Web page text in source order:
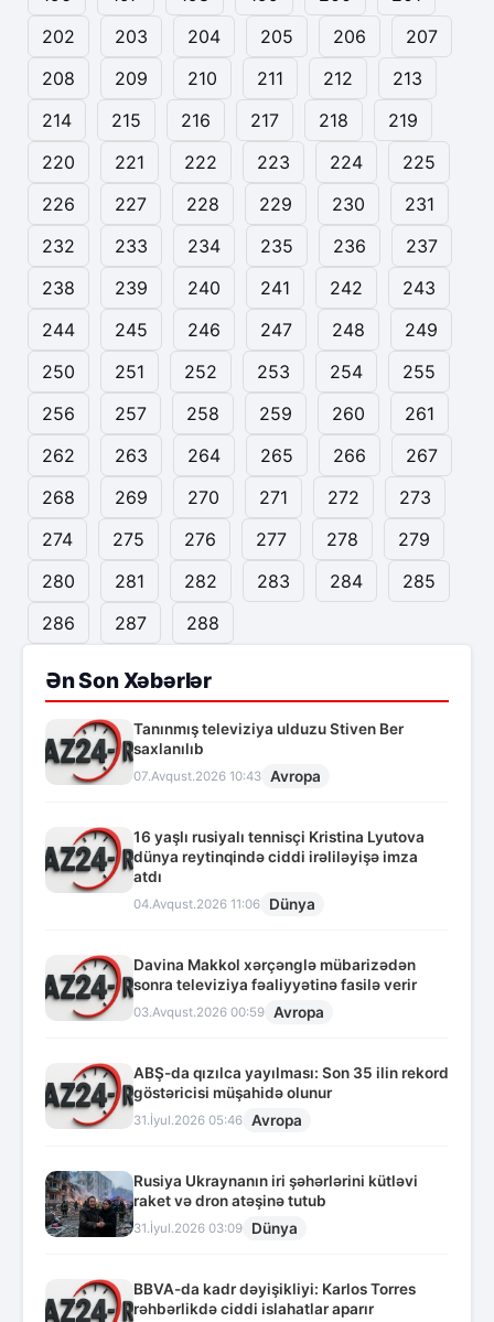
202
203 204 205 206
207
208
209 210 211 212
213
214
215 216 217 218
219
220
221 222 223 224
225
226
227 228 229 230
231
232
233 234 235 236
237
238
239 240 241 242
243
244
245 246 247 248
249
250
251 252 253 254
255
256
257 258 259 260
261
262
263 264 265 266
267
268
269 270 271 272
273
274
275 276 277 278
279
280
281 282 283 284
285
286
287 288
Ən Son Xəbərlər
Tanınmış televiziya ulduzu Stiven Ber
saxlanılıb
07.Avqust.2026 10:43 Avropa
16 yaşlı rusiyalı tennisçi Kristina Lyutova
dünya reytinqində ciddi irəliləyişə imza
atdı
04.Avqust.2026 11:06 Dünya
Davina Makkol xərçənglə mübarizədən
sonra televiziya fəaliyyətinə fasilə verir
03.Avqust.2026 00:59 Avropa
ABŞ-da qızılca yayılması: Son 35 ilin rekord
göstəricisi müşahidə olunur
31.İyul.2026 05:46 Avropa
Rusiya Ukraynanın iri şəhərlərini kütləvi
raket və dron atəşinə tutub
31.İyul.2026 03:09 Dünya
BBVA-da kadr dəyişikliyi: Karlos Torres
rəhbərlikdə ciddi islahatlar aparır